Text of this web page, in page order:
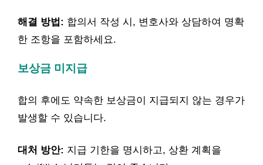
해결 방법: 합의서 작성 시, 변호사와 상담하여 명확
한 조항을 포함하세요.
보상금 미지급
합의 후에도 약속한 보상금이 지급되지 않는 경우가
발생할 수 있습니다.
대처 방안: 지급 기한을 명시하고, 상환 계획을